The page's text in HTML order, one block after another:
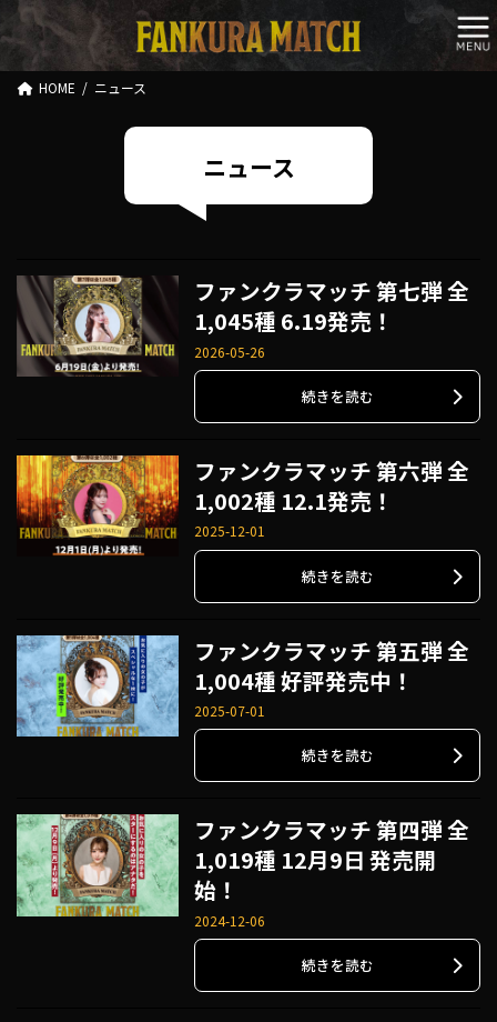
ン
ン
ビ
ー
HOME ニュース
ニュース
ファンクラマッチ 第七弾 全
1,045種 6.19発売！
2026-05-26
続きを読む
ファンクラマッチ 第六弾 全
1,002種 12.1発売！
2025-12-01
続きを読む
ファンクラマッチ 第五弾 全
1,004種 好評発売中！
2025-07-01
続きを読む
ファンクラマッチ 第四弾 全
1,019種 12月9日 発売開
始！
2024-12-06
続きを読む